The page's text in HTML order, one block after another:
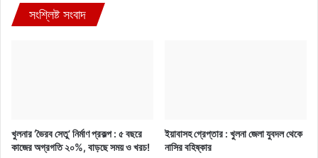
সংশ্লিষ্ট সংবাদ
খুলনার ‘ভৈরব সেতু’ নির্মাণ প্রকল্প : ৫ বছরে
কাজের অগ্রগতি ২০%, বাড়ছে সময় ও খরচ!
ইয়াবাসহ গ্রেপ্তার : খুলনা জেলা যুবদল থেকে
নাসির বহিষ্কার